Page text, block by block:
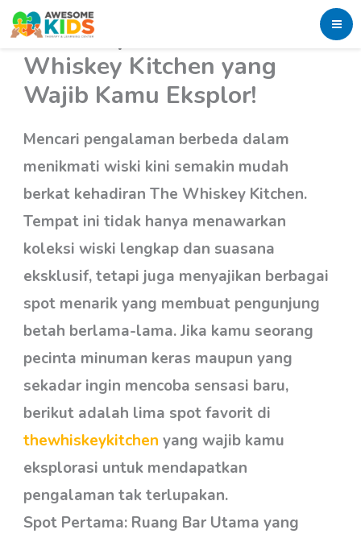
Skip
to
content
Gila! 5 Spot Favorit di The
Whiskey Kitchen yang
Wajib Kamu Eksplor!
Mencari pengalaman berbeda dalam
menikmati wiski kini semakin mudah
berkat kehadiran The Whiskey Kitchen.
Tempat ini tidak hanya menawarkan
koleksi wiski lengkap dan suasana
eksklusif, tetapi juga menyajikan berbagai
spot menarik yang membuat pengunjung
betah berlama-lama. Jika kamu seorang
pecinta minuman keras maupun yang
sekadar ingin mencoba sensasi baru,
berikut adalah lima spot favorit di
thewhiskeykitchen yang wajib kamu
eksplorasi untuk mendapatkan
pengalaman tak terlupakan.
Spot Pertama: Ruang Bar Utama yang